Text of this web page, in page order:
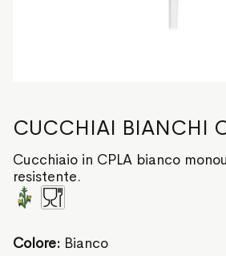
CUCCHIAI BIANCHI
Cucchiaio in CPLA bianco
resistente.
Colore: Bianco